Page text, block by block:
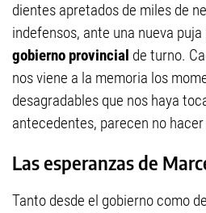
dientes apretados de miles de
indefensos, ante una nueva
gobierno provincial de turno.
nos viene a la memoria los
desagradables que nos haya
antecedentes, parecen no
Las esperanzas de
Tanto desde el gobierno como